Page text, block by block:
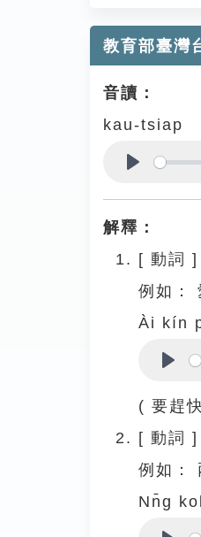
教育部臺灣
音讀：
kau-tsiap
解釋：
[ 動詞 ]
例如：
Ài kín
( 要趕
[ 動詞 ]
例如：
Nn̄g